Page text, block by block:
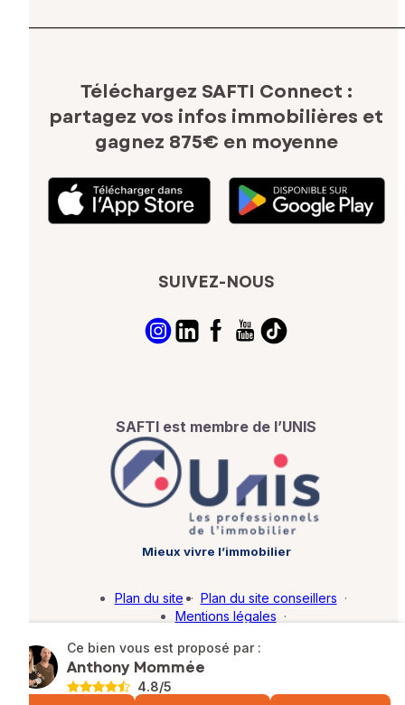
Ce bien vous est proposé par :
Anthony Mommée
4.8/5
Téléchargez SAFTI Connect :
partagez vos infos immobilières et
gagnez 875€ en moyenne
SUIVEZ-NOUS
SAFTI est membre de l’UNIS
Mieux vivre l’immobilier
© SAFTI 2026. Tous droits réservés.
Plan du site · Plan du site conseillers ·
Mentions légales ·
Barème d'honoraires · Paramétrer mes cookies